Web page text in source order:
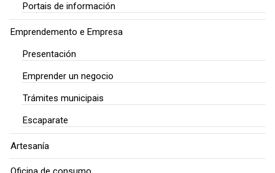
Portais de información
Emprendemento e Empresa
Presentación
Emprender un negocio
Trámites municipais
Escaparate
Artesanía